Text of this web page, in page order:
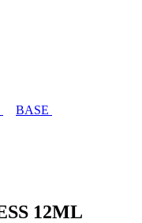
BASE
12ML